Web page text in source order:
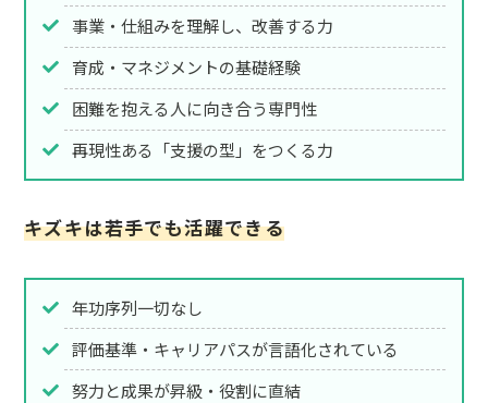
事業・仕組みを理解し、改善する力
育成・マネジメントの基礎経験
困難を抱える人に向き合う専門性
再現性ある「支援の型」をつくる力
キズキは若手でも活躍できる
年功序列一切なし
評価基準・キャリアパスが言語化されている
努力と成果が昇級・役割に直結